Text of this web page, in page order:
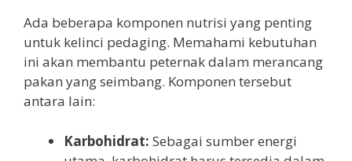
Ada beberapa komponen nutrisi yang penting
untuk kelinci pedaging. Memahami kebutuhan
ini akan membantu peternak dalam merancang
pakan yang seimbang. Komponen tersebut
antara lain:
Karbohidrat: Sebagai sumber energi